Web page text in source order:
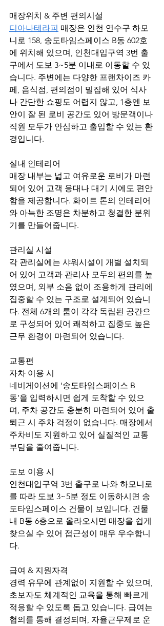
매장위치 & 주변 편의시설
디아나테라피 매장은 인천 연수구 하모
니로 158, 송도타임스페이스 B동 602호
에 위치해 있으며, 인천대입구역 3번 출
구에서 도보 3~5분 이내로 이동할 수 있
습니다. 주변에는 다양한 프랜차이즈 카
페, 음식점, 편의점이 밀집해 있어 식사
나 간단한 쇼핑도 어렵지 않고, 1층엔 보
안이 잘 된 로비 공간도 있어 방문객이나
직원 모두가 안심하고 출입할 수 있는 환
경입니다.
실내 인테리어
매장 내부는 넓고 여유로운 로비가 마련
되어 있어 고객 응대나 대기 시에도 편안
함을 제공합니다. 화이트 톤의 인테리어
와 아늑한 조명은 차분하고 청결한 분위
기를 만들어줍니다.
관리실 시설
각 관리실에는 샤워시설이 개별 설치되
어 있어 고객과 관리사 모두의 편의를 높
였으며, 외부 소음 없이 조용하게 관리에
집중할 수 있는 구조로 설계되어 있습니
다. 전체 6개의 룸이 각각 독립된 공간으
로 구성되어 있어 쾌적하고 집중도 높은
근무 환경이 마련되어 있습니다.
교통편
자차 이용 시
네비게이션에 ‘송도타임스페이스 B
동’을 입력하시면 쉽게 도착할 수 있으
며, 주차 공간도 충분히 마련되어 있어 출
퇴근 시 주차 걱정이 없습니다. 매장에서
주차비도 지원하고 있어 실질적인 교통
부담을 줄여줍니다.
도보 이용 시
인천대입구역 3번 출구로 나와 하모니로
를 따라 도보 3~5분 정도 이동하시면 송
도타임스페이스 건물이 보입니다. 건물
내 B동 6층으로 올라오시면 매장을 쉽게
찾으실 수 있어 접근성이 매우 우수합니
다.
급여 & 지원자격
경력 유무에 관계없이 지원할 수 있으며,
초보자도 체계적인 교육을 통해 빠르게
적응할 수 있도록 돕고 있습니다. 급여는
협의를 통해 결정되며, 자율근무제로 운